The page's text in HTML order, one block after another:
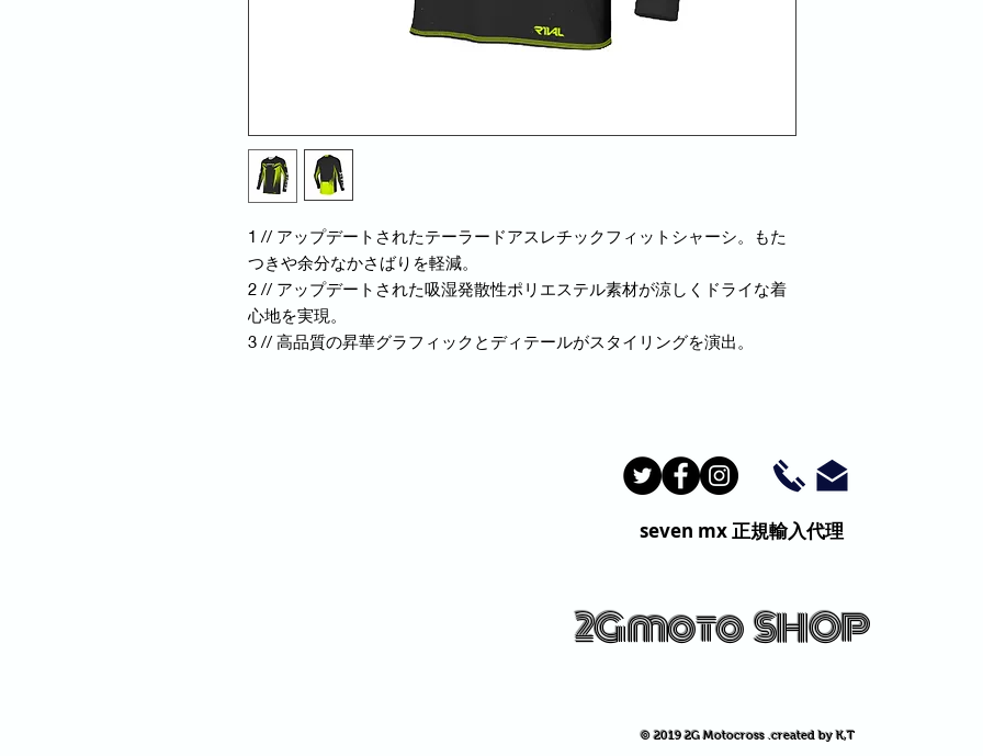
1 // アップデートされたテーラードアスレチックフィットシャーシ。もた
つきや余分なかさばりを軽減。
2 // アップデートされた吸湿発散性ポリエステル素材が涼しくドライな着
心地を実現。
3 // 高品質の昇華グラフィックとディテールがスタイリングを演出。
seven mx 正規輸入代理
2G motoSHOP
© 2019 2G Motocross .created by K,T